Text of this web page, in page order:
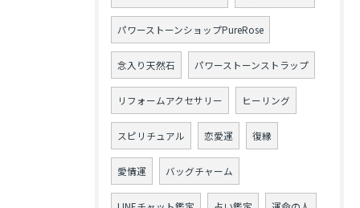
パワーストーンショップPureRose
念入り天然石 パワーストーンストラップ
リフォームアクセサリー ヒーリング
スピリチュアル 恋愛運 復縁
愛情運 バッグチャーム